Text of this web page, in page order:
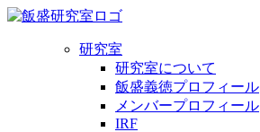
研究室
研究室について
飯盛義徳プロフィール
メンバープロフィール
IRF